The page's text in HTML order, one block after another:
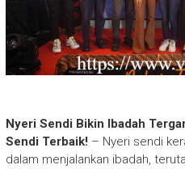
Nyeri Sendi Bikin Ibadah
Sendi Terbaik! – Nyeri sendi
dalam menjalankan ibadah,